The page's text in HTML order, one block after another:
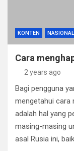
KONTEN NASIONAL
Cara
2 years ago
Bagi pengguna
mengetahui cara
adalah hal yang
masing-masing
asal Rusia ini,